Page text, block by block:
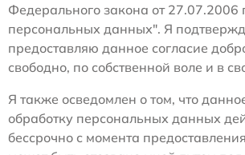
Федерального закона от
персональных данных". Я
предоставляю данное согласие
свободно, по собственной воле и в
Я также осведомлен о том, что
обработку персональных данных
бессрочно с момента